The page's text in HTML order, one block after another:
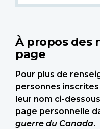
À propos des
page
Pour plus de
personnes
leur nom ci-
page personnelle
guerre du Canada.